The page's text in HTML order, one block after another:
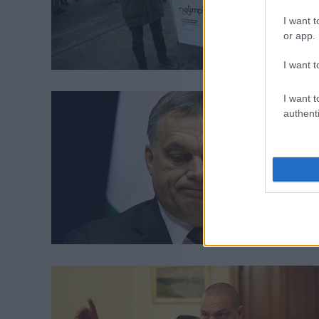
I want
or app.
I want
I want